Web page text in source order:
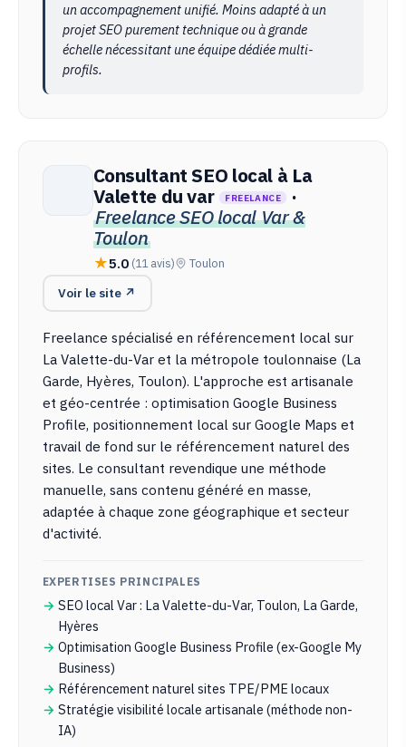
un accompagnement unifié. Moins adapté à un
projet SEO purement technique ou à grande
échelle nécessitant une équipe dédiée multi-
profils.
Consultant SEO local à La
Valette du var
FREELANCE
·
Freelance SEO local Var &
Toulon
5.0 (11 avis) Toulon
Voir le site ↗
Freelance spécialisé en référencement local sur
La Valette-du-Var et la métropole toulonnaise (La
Garde, Hyères, Toulon). L'approche est artisanale
et géo-centrée : optimisation Google Business
Profile, positionnement local sur Google Maps et
travail de fond sur le référencement naturel des
sites. Le consultant revendique une méthode
manuelle, sans contenu généré en masse,
adaptée à chaque zone géographique et secteur
d'activité.
EXPERTISES PRINCIPALES
SEO local Var : La Valette-du-Var, Toulon, La Garde,
Hyères
Optimisation Google Business Profile (ex-Google My
Business)
Référencement naturel sites TPE/PME locaux
Stratégie visibilité locale artisanale (méthode non-
IA)